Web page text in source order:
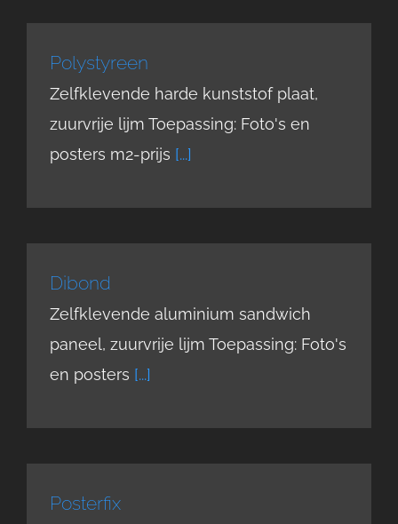
Polystyreen
Zelfklevende harde kunststof plaat,
zuurvrije lijm Toepassing: Foto's en
posters m2-prijs [...]
Dibond
Zelfklevende aluminium sandwich
paneel, zuurvrije lijm Toepassing: Foto's
en posters [...]
Posterfix